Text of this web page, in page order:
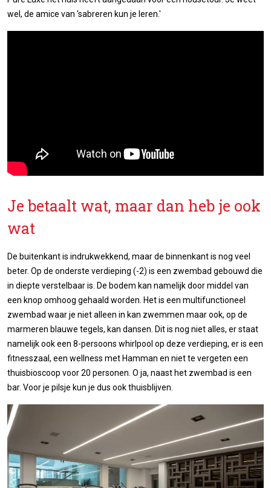
wel, de amice van 'sabreren kun je leren.'
Je betaalt wat, maar dan heb je ook
wat
De buitenkant is indrukwekkend, maar de binnenkant is nog veel
beter. Op de onderste verdieping (-2) is een zwembad gebouwd die
in diepte verstelbaar is. De bodem kan namelijk door middel van
een knop omhoog gehaald worden. Het is een multifunctioneel
zwembad waar je niet alleen in kan zwemmen maar ook, op de
marmeren blauwe tegels, kan dansen. Dit is nog niet alles, er staat
namelijk ook een 8-persoons whirlpool op deze verdieping, er is een
fitnesszaal, een wellness met Hamman en niet te vergeten een
thuisbioscoop voor 20 personen. O ja, naast het zwembad is een
bar. Voor je pilsje kun je dus ook thuisblijven.